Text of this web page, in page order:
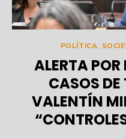
POLÍTICA,
ALERTA POR
CASOS
VALENTÍN